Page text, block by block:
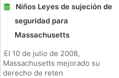
Niños Leyes de sujeción de
seguridad para
Massachusetts
El 10 de julio de 2008,
Massachusetts mejorado su
derecho de reten